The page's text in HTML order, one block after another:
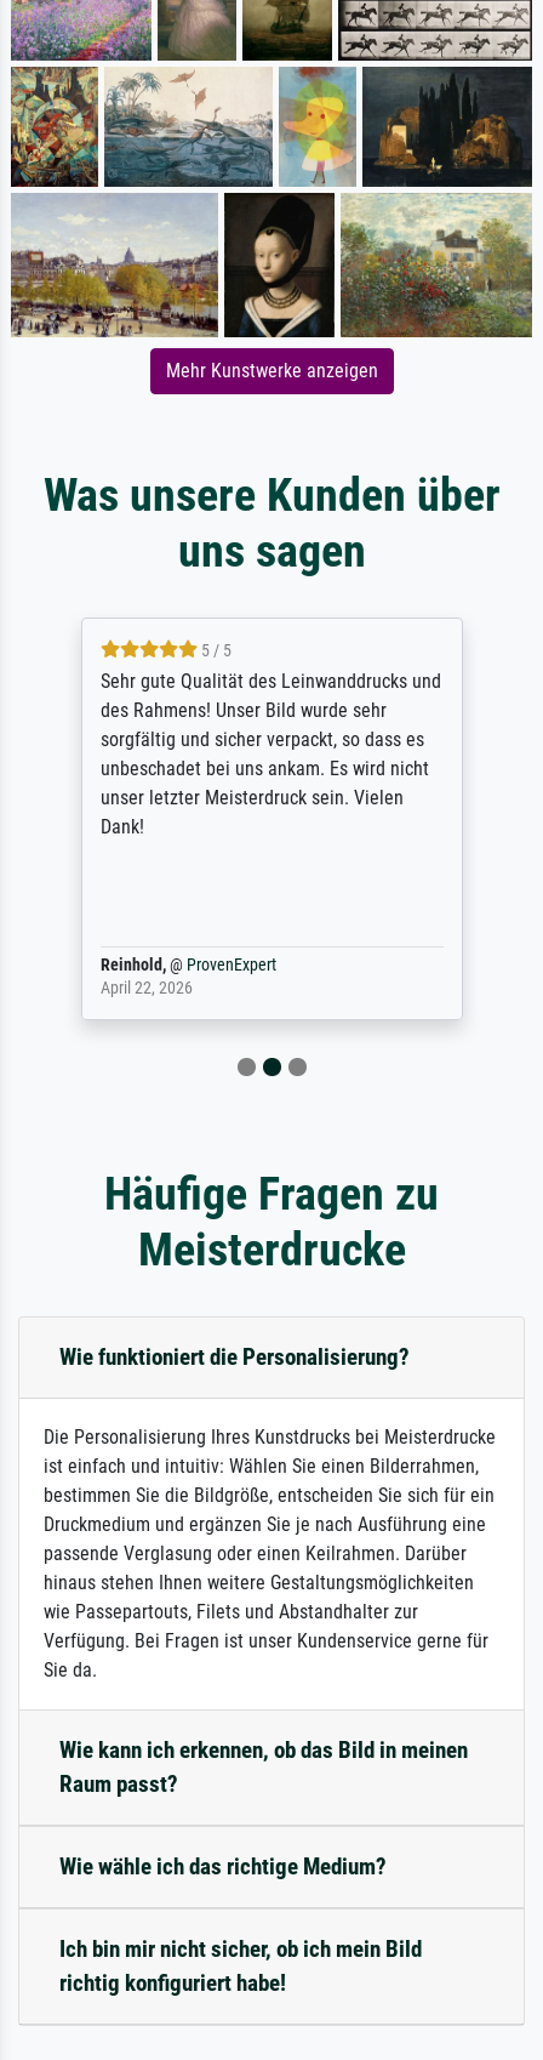
Mehr Kunstwerke anzeigen
Was unsere Kunden über
uns sagen
5 / 5
Sehr gute Qualität des Leinwanddrucks und
des Rahmens! Unser Bild wurde sehr
sorgfältig und sicher verpackt, so dass es
unbeschadet bei uns ankam. Es wird nicht
unser letzter Meisterdruck sein. Vielen
Dank!
Reinhold,@ ProvenExpert
April 22, 2026
Häufige Fragen zu
Meisterdrucke
Wie funktioniert die Personalisierung?
Die Personalisierung Ihres Kunstdrucks bei Meisterdrucke
ist einfach und intuitiv: Wählen Sie einen Bilderrahmen,
bestimmen Sie die Bildgröße, entscheiden Sie sich für ein
Druckmedium und ergänzen Sie je nach Ausführung eine
passende Verglasung oder einen Keilrahmen. Darüber
hinaus stehen Ihnen weitere Gestaltungsmöglichkeiten
wie Passepartouts, Filets und Abstandhalter zur
Verfügung. Bei Fragen ist unser Kundenservice gerne für
Sie da.
Wie kann ich erkennen, ob das Bild in meinen
Raum passt?
Wie wähle ich das richtige Medium?
Ich bin mir nicht sicher, ob ich mein Bild
richtig konfiguriert habe!